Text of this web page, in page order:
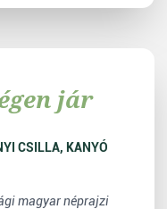
jár
magyar néprajzi